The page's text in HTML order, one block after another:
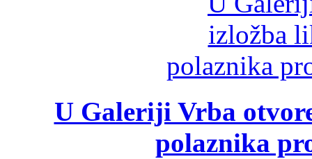
U Galeriji Vrba
polaznika